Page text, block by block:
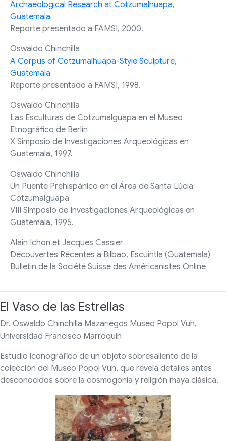
Archaeological Research at Cotzumalhuapa,
Guatemala
Reporte presentado a FAMSI, 2000.
Oswaldo Chinchilla
A Corpus of Cotzumalhuapa-Style Sculpture,
Guatemala
Reporte presentado a FAMSI, 1998.
Oswaldo Chinchilla
Las Esculturas de Cotzumalguapa en el Museo
Etnográfico de Berlín
X Simposio de Investigaciones Arqueológicas en
Guatemala, 1997.
Oswaldo Chinchilla
Un Puente Prehispánico en el Área de Santa Lúcia
Cotzumalguapa
VIII Simposio de Investigaciones Arqueológicas en
Guatemala, 1995.
Alain Ichon et Jacques Cassier
Découvertes Récentes a Bilbao, Escuintla (Guatemala)
Bulletin de la Société Suisse des Américanistes Online
El Vaso de las Estrellas
Dr. Oswaldo Chinchilla Mazariegos Museo Popol Vuh,
Universidad Francisco Marroquín
Estudio iconográfico de un objeto sobresaliente de la
colección del Museo Popol Vuh, que revela detalles antes
desconocidos sobre la cosmogonía y religión maya clásica.